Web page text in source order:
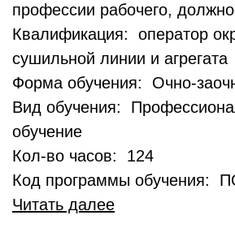
профессии рабочего,
Квалификация: оператор
сушильной линии и агрегата
Форма обучения: Очно-
Вид обучения:
обучение
Кол-во часов: 124
Код программы обучения:
Читать далее